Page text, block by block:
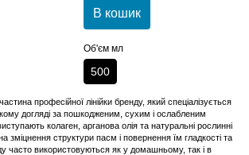
В кошик
Об'єм мл
500
професійної лінійки бренду, який спеціалізується
догляді за пошкодженим, сухим і ослабленим
колаген, арганова олія та натуральні рослинні
зміцнення структури пасм і повернення їм гладкості та
часто використовуються як у домашньому, так і в